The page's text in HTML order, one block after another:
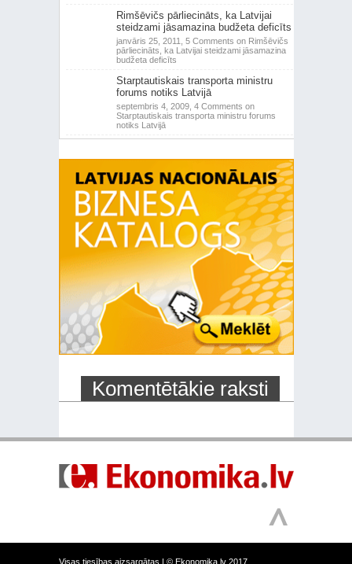
Rimšēvičs pārliecināts, ka Latvijai
steidzami jāsamazina budžeta deficīts
janvāris 25, 2011, 5 Comments on Rimšēvičs
pārliecināts, ka Latvijai steidzami jāsamazina
budžeta deficīts
Starptautiskais transporta ministru
forums notiks Latvijā
septembris 4, 2009, 4 Comments on
Starptautiskais transporta ministru forums
notiks Latvijā
Komentētākie raksti
Visas tiesības aizsargātas | © Ekonomika.lv 2017